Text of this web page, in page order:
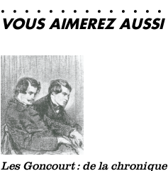
VOUS AIMEREZ AUSSI
Les Goncourt : de la chronique